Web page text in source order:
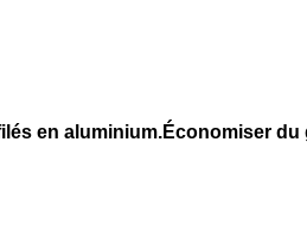
en aluminium.Économiser du